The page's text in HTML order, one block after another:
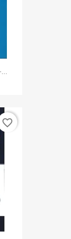
favorite_border